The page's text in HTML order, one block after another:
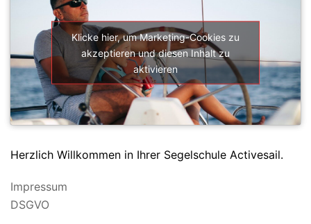
Klicke hier, um Marketing-Cookies zu
akzeptieren und diesen Inhalt zu
aktivieren
Herzlich Willkommen in Ihrer Segelschule Activesail.
Impressum
DSGVO